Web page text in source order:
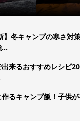
】冬キャンプの寒さ対
...
出来るおすすめレシピ
るキャンプ飯！子供